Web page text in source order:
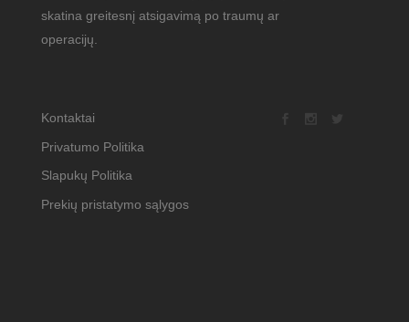
skatina greitesnį atsigavimą po traumų ar
operacijų.
Kontaktai
Privatumo Politika
Slapukų Politika
Prekių pristatymo sąlygos